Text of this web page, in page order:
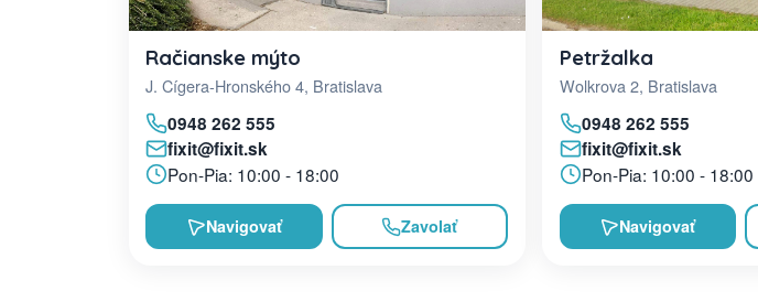
Račianske mýto
J. Cígera-Hronského 4, Bratislava
0948 262 555
fixit@fixit.sk
Pon-Pia: 10:00 - 18:00
Navigovať Zavolať
Petržalka
Wolkrova 2, Bratislava
0948 262 555
fixit@fixit.sk
Pon-Pia: 10:00 - 18:00
Navigovať